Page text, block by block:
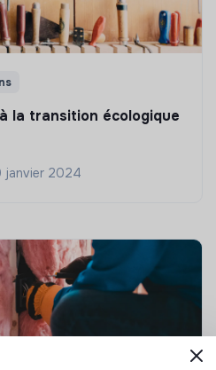
la transition écologique
janvier 2024